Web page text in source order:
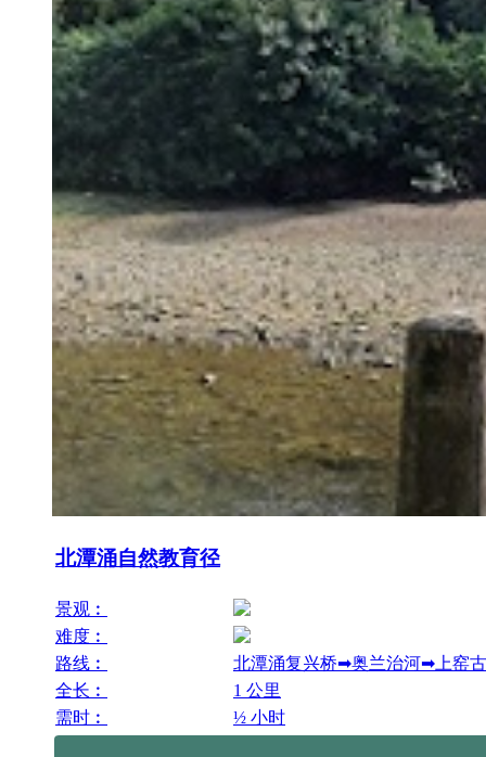
北潭涌自然教育径
景观︰
难度︰
路线︰
北潭涌复兴桥➡奥兰治河➡上窑
全长︰
1 公里
需时︰
½ 小时